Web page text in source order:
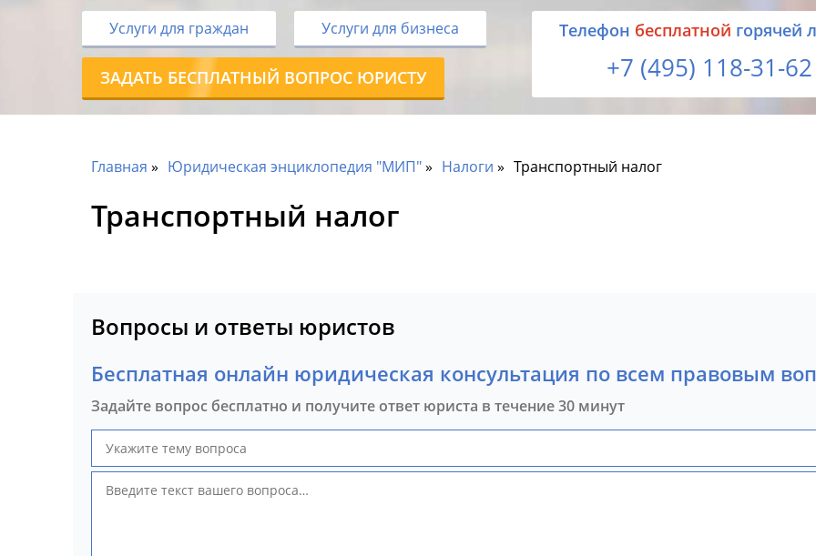
Услуги для граждан Услуги для бизнеса
ЗАДАТЬ БЕСПЛАТНЫЙ ВОПРОС ЮРИСТУ
Tелефон бесплатной горячей
+7 (495) 118-31-62
Главная Юридическая энциклопедия "МИП" Налоги Транспортный налог
Транспортный налог
Вопросы и ответы юристов
Бесплатная онлайн юридическая консультация по всем правовым
Задайте вопрос бесплатно и получите ответ юриста в течение 30 минут